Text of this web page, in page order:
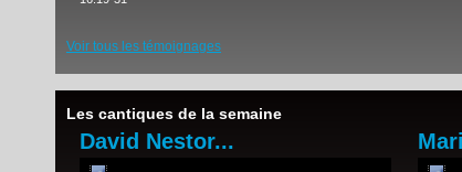
Voir tous les témoignages
Les cantiques de la semaine
David Nestor...